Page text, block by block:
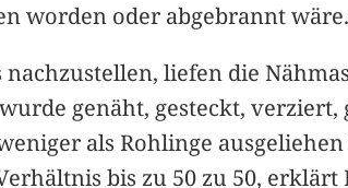
worden oder abgebrannt
nachzustellen, liefen die
genäht, gesteckt,
als Rohlinge
bis zu 50 zu 50, erklärt